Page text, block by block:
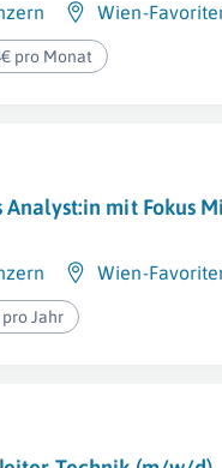
Wien-
pro Monat
Analyst:in mit Fokus
Wien-
pro Jahr